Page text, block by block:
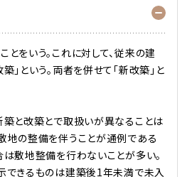
をいう。これに対して、従来の建
」という。両者を併せて「新改築」と
築と改築とで取扱いが異なることは
地の整備を伴うことが通例である
は敷地整備を行わないことが多い。
できるものは建築後1年未満で未入